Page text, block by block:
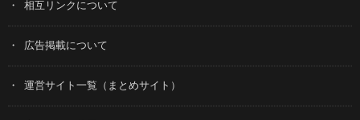
相互リンクについて
広告掲載について
運営サイト一覧（まとめサイト）